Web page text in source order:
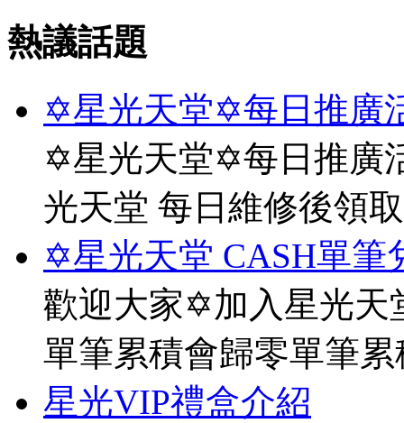
熱議話題
✡星光天堂✡每日推廣
✡星光天堂✡每日推廣
光天堂 每日維修後領
✡星光天堂 CASH單筆
歡迎大家✡加入星光天
單筆累積會歸零單筆
星光VIP禮盒介紹